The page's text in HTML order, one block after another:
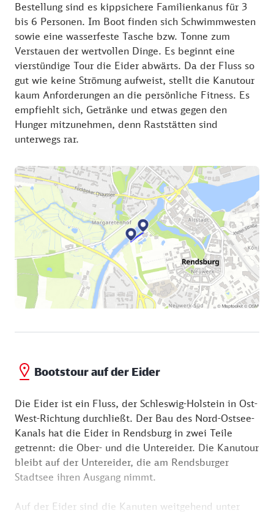
Bestellung sind es kippsichere Familienkanus für 3
bis 6 Personen. Im Boot finden sich Schwimmwesten
sowie eine wasserfeste Tasche bzw. Tonne zum
Verstauen der wertvollen Dinge. Es beginnt eine
vierstündige Tour die Eider abwärts. Da der Fluss so
gut wie keine Strömung aufweist, stellt die Kanutour
kaum Anforderungen an die persönliche Fitness. Es
empfiehlt sich, Getränke und etwas gegen den
Hunger mitzunehmen, denn Raststätten sind
unterwegs rar.
Bootstour auf der Eider
Die Eider ist ein Fluss, der Schleswig-Holstein in Ost-
West-Richtung durchließt. Der Bau des Nord-Ostsee-
Kanals hat die Eider in Rendsburg in zwei Teile
getrennt: die Ober- und die Untereider. Die Kanutour
bleibt auf der Untereider, die am Rendsburger
Stadtsee ihren Ausgang nimmt.
Auf der Eider sind die Kanuten weitgehend unter